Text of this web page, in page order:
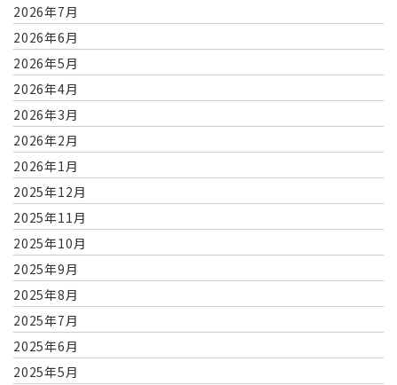
2026年7月
2026年6月
2026年5月
2026年4月
2026年3月
2026年2月
2026年1月
2025年12月
2025年11月
2025年10月
2025年9月
2025年8月
2025年7月
2025年6月
2025年5月